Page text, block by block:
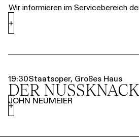
Wir informieren im Servicebereich
+
19:30Staatsoper, Großes Haus
DER
JOHN NEUMEIER
+